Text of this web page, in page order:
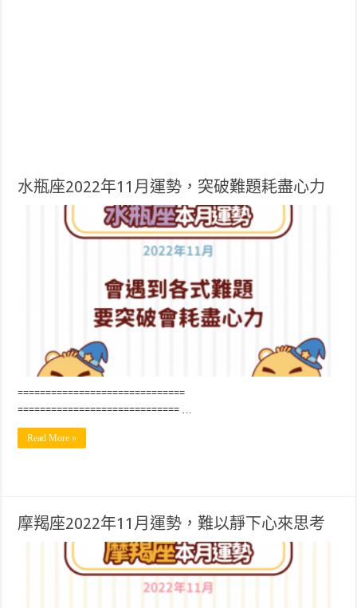
水瓶座2022年11月運勢，突破難題耗盡心力
==============================
============================= …
Read More »
摩羯座2022年11月運勢，難以靜下心來思考